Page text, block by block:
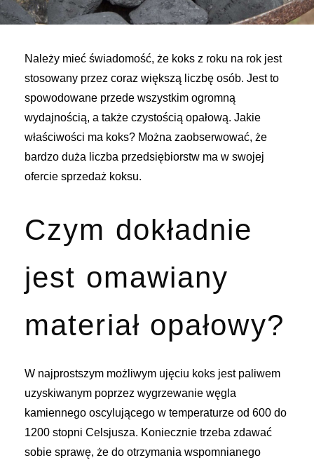
Należy mieć świadomość, że koks z roku na rok jest
stosowany przez coraz większą liczbę osób. Jest to
spowodowane przede wszystkim ogromną
wydajnością, a także czystością opałową. Jakie
właściwości ma koks? Można zaobserwować, że
bardzo duża liczba przedsiębiorstw ma w swojej
ofercie sprzedaż koksu.
Czym dokładnie
jest omawiany
materiał opałowy?
W najprostszym możliwym ujęciu koks jest paliwem
uzyskiwanym poprzez wygrzewanie węgla
kamiennego oscylującego w temperaturze od 600 do
1200 stopni Celsjusza. Koniecznie trzeba zdawać
sobie sprawę, że do otrzymania wspomnianego